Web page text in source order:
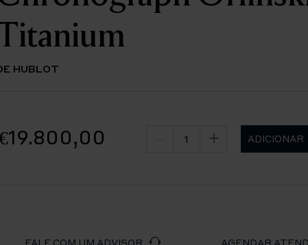
HUBLOT
ADICIONAR
FALE COM UM ADVISOR AGENDAR